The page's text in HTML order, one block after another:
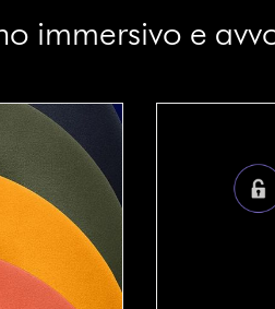
immersivo e